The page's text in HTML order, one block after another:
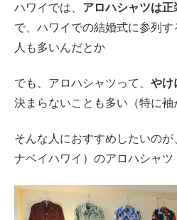
ハワイでは、 アロハシャツは正
で、ハワイでの結婚式に参列
人も多いんだとか
でも、アロハシャツって、 やけ
決まらないことも多い（特に袖
そんな人におすすめしたいのが
ナベイハワイ）のアロハシャツ